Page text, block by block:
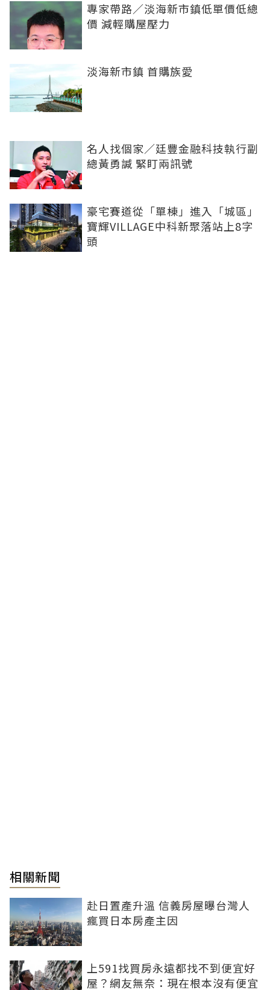
專家帶路／淡海新市鎮低單價低總
價 減輕購屋壓力
淡海新市鎮 首購族愛
名人找個家／廷豐金融科技執行副
總黃勇諴 緊盯兩訊號
豪宅賽道從「單棟」進入「城區」
寶輝VILLAGE中科新聚落站上8字
頭
相關新聞
赴日置產升溫 信義房屋曝台灣人
瘋買日本房產主因
上591找買房永遠都找不到便宜好
屋？網友無奈：現在根本沒有便宜